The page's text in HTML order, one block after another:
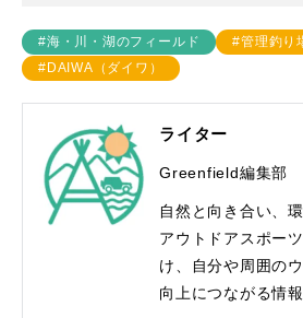
#海・川・湖のフィールド
#管理釣り
#DAIWA（ダイワ）
ライター
Greenfield編集部
自然と向き合い、
アウトドアスポー
け、自分や周囲の
向上につながる情